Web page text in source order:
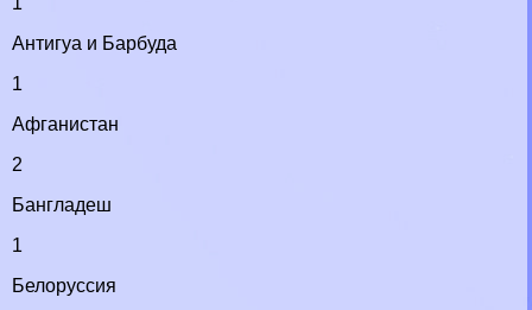
Антигуа и Барбуда
1
Афганистан
2
Бангладеш
1
Белоруссия